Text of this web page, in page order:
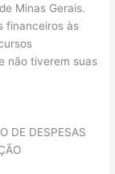
Minas Gerais.
financeiros às
não tiverem suas
DE DESPESAS